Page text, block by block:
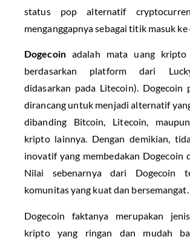
status pop alternatif
menganggapnya sebagai titik masuk
Dogecoinadalah mata uang kripto
berdasarkan platform dari
didasarkan pada Litecoin). Dogecoin
dirancang untuk menjadi alternatif
dibanding Bitcoin, Litecoin,
kripto lainnya. Dengan demikian,
inovatif yang membedakan Dogecoin
Nilai sebenarnya dari Dogecoin
komunitas yang kuat dan bersemangat.
Dogecoin faktanya merupakan
kripto yang ringan dan mudah